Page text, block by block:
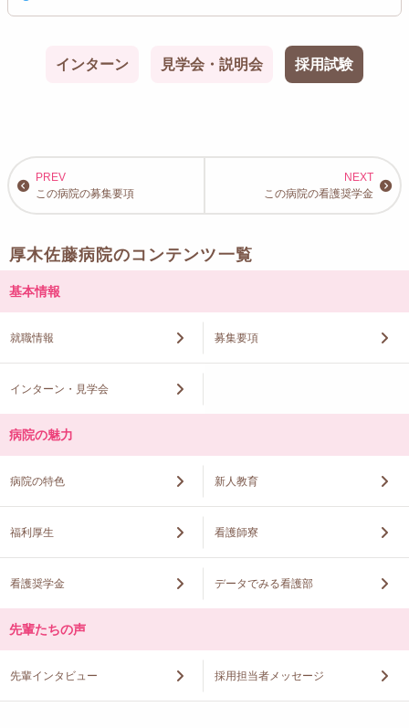
インターン 見学会・説明会 採用試験
この病院の募集要項 この病院の看護奨学金
厚木佐藤病院のコンテンツ一覧
基本情報
就職情報 募集要項
インターン・見学会
病院の魅力
病院の特色 新人教育
福利厚生 看護師寮
看護奨学金 データでみる看護部
先輩たちの声
先輩インタビュー 採用担当者メッセージ